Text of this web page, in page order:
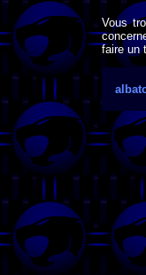
Vous
faire un